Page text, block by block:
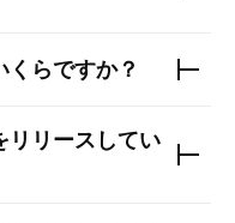
らですか？
リリースしてい